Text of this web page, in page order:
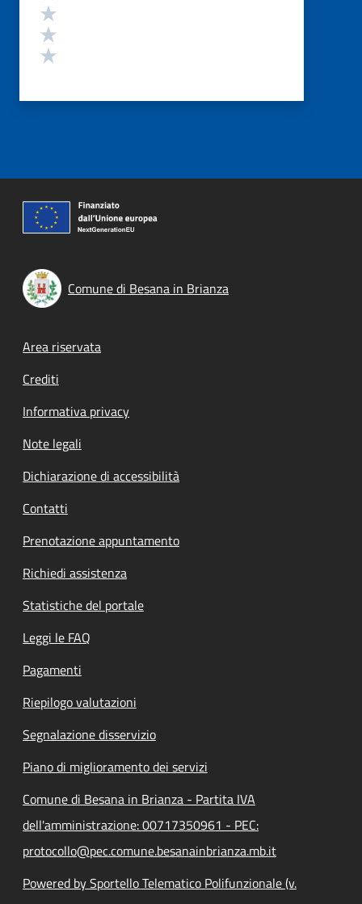
Comune di Besana in Brianza
Footer menu
Area riservata
Crediti
Informativa privacy
Note legali
Dichiarazione di accessibilità
Contatti
Prenotazione appuntamento
Richiedi assistenza
Statistiche del portale
Leggi le FAQ
Pagamenti
Riepilogo valutazioni
Segnalazione disservizio
Piano di miglioramento dei servizi
Comune di Besana in Brianza - Partita IVA
dell'amministrazione: 00717350961 - PEC:
protocollo@pec.comune.besanainbrianza.mb.it
Powered by Sportello Telematico Polifunzionale (v.